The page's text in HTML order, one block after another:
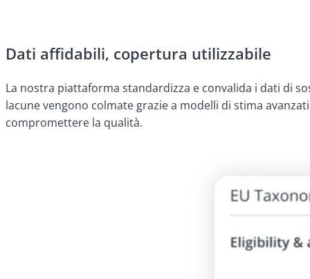
Dati affidabili, copertura utilizzabile
La nostra piattaforma standardizza e convalida i dati di
lacune vengono colmate grazie a modelli di stima
compromettere la qualità.